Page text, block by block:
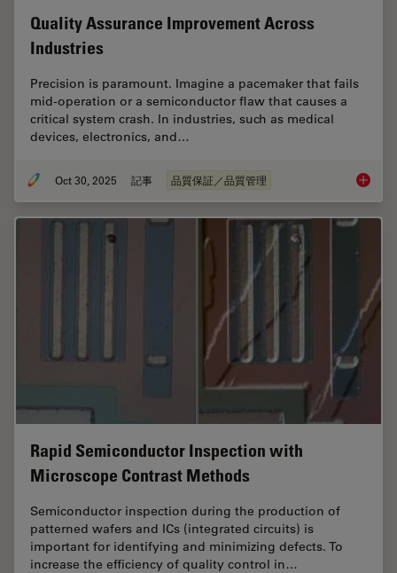
Quality Assurance Improvement Across
Industries
Precision is paramount. Imagine a pacemaker that fails
mid-operation or a semiconductor flaw that causes a
critical system crash. In industries, such as medical
devices, electronics, and…
Oct 30, 2025 記事 品質保証／品質管理 Quality
Rapid Semiconductor Inspection with
Microscope Contrast Methods
Semiconductor inspection during the production of
patterned wafers and ICs (integrated circuits) is
important for identifying and minimizing defects. To
increase the efficiency of quality control in…